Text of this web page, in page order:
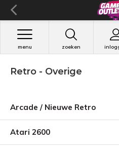
zoeken
menu
Retro - Overige
Arcade / Nieuwe Retro
Atari 2600